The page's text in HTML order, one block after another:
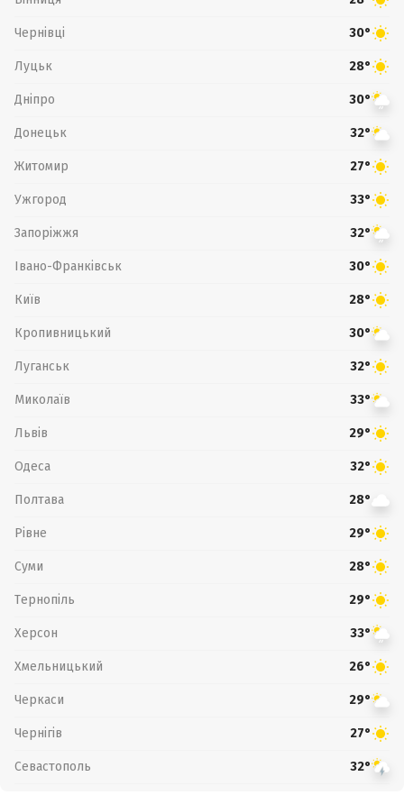
Чернівці 30°
Луцьк 28°
Дніпро 30°
Донецьк 32°
Житомир 27°
Ужгород 33°
Запоріжжя 32°
Івано-Франківськ 30°
Київ 28°
Кропивницький 30°
Луганськ 32°
Миколаїв 33°
Львів 29°
Одеса 32°
Полтава 28°
Рівне 29°
Суми 28°
Тернопіль 29°
Херсон 33°
Хмельницький 26°
Черкаси 29°
Чернігів 27°
Севастополь 32°